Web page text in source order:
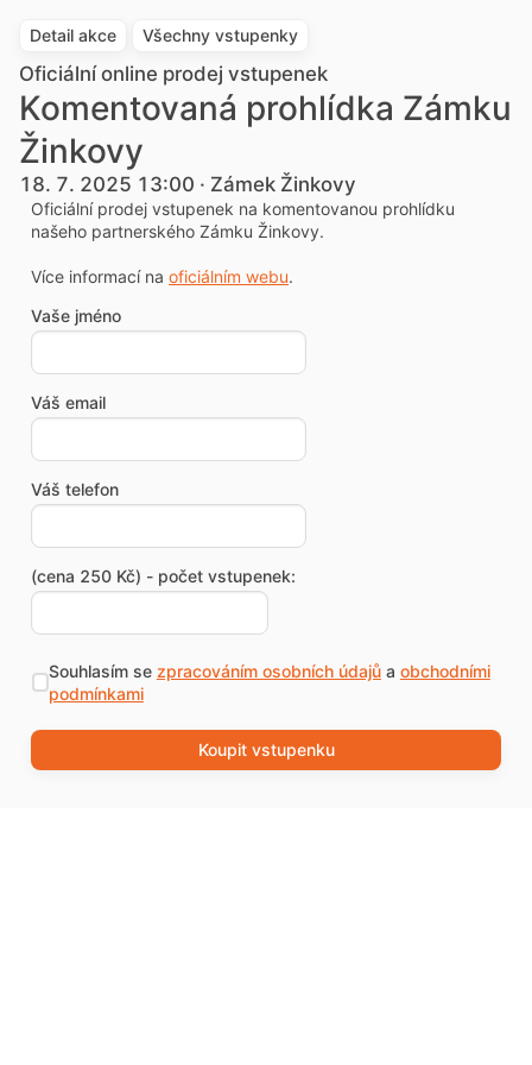
Detail akce Všechny vstupenky
Oficiální online prodej vstupenek
Komentovaná prohlídka Zámku
Žinkovy
18. 7. 2025 13:00 · Zámek Žinkovy
Oficiální prodej vstupenek na komentovanou prohlídku
našeho partnerského Zámku Žinkovy.
Více informací na oficiálním webu.
Vaše jméno
Váš email
Váš telefon
(cena 250 Kč) - počet vstupenek:
Souhlasím se zpracováním osobních údajůa obchodními
podmínkami
Koupit vstupenku